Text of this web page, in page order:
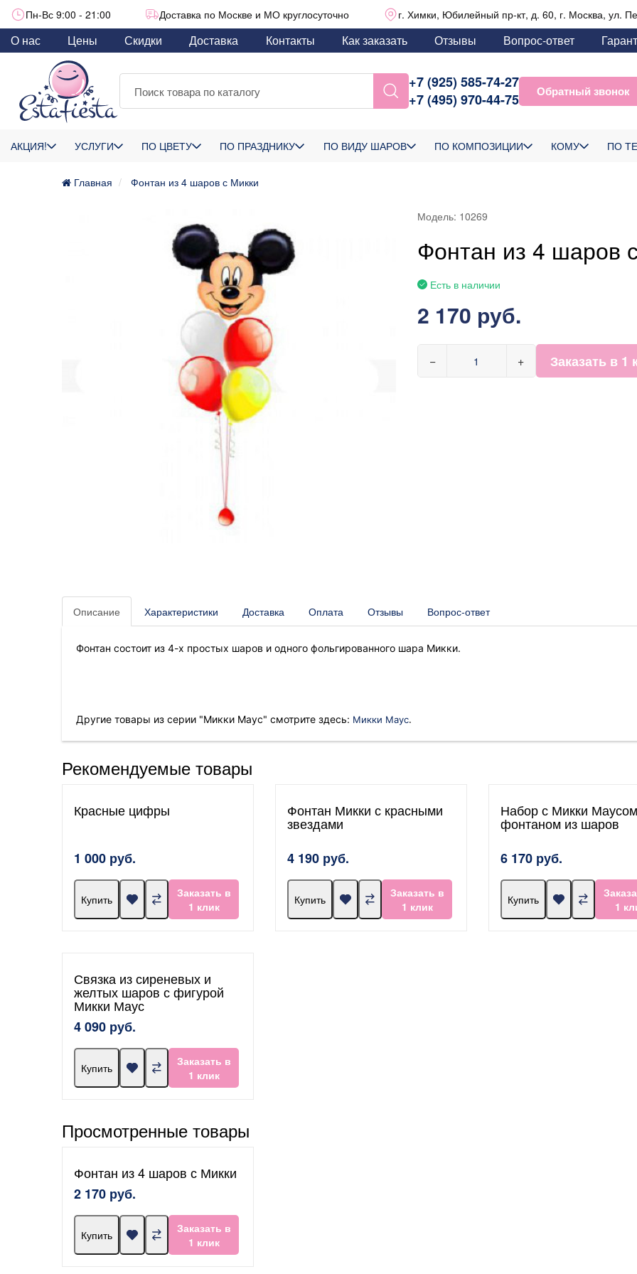
Пн-Вс 9:00 - 21:00 Доставка по Москве и МО круглосуточно г. Химки, Юбилейный пр-кт, д. 60, г. Москва, ул.
О нас Цены Скидки Доставка Контакты Как заказать Отзывы Вопрос-ответ
+7 (925) 585-74-27
+7 (495) 970-44-75
Обратный звонок
АКЦИЯ! УСЛУГИ ПО ЦВЕТУ ПО ПРАЗДНИКУ ПО ВИДУ ШАРОВ ПО КОМПОЗИЦИИ КОМУ ПО
Главная Фонтан из 4 шаров с Микки
Модель: 10269
Фонтан из 4 шаров
Есть в наличии
2 170 руб.
− + Заказать в 1
Описание Характеристики Доставка Оплата Отзывы Вопрос-ответ
Фонтан состоит из 4-х простых шаров и одного фольгированного шара Микки.
Другие товары из серии "Микки Маус" смотрите здесь: Микки Маус.
Рекомендуемые товары
Красные цифры
1 000 руб.
Купить
Заказать в
1 клик
Фонтан Микки с красными
звездами
4 190 руб.
Купить
Заказать в
1 клик
Набор с Микки
фонтаном из шаров
6 170 руб.
Купить
1
Связка из сиреневых и
желтых шаров с фигурой
Микки Маус
4 090 руб.
Купить
Заказать в
1 клик
Просмотренные товары
Фонтан из 4 шаров с Микки
2 170 руб.
Купить
Заказать в
1 клик